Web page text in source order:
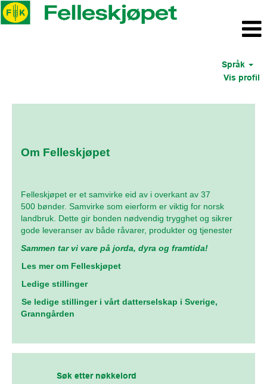
Språk
Vis profil
Om Felleskjøpet
Felleskjøpet er et samvirke eid av i overkant av 37
500 bønder. Samvirke som eierform er viktig for norsk
landbruk. Dette gir bonden nødvendig trygghet og sikrer
gode leveranser av både råvarer, produkter og tjenester
Sammen tar vi vare på jorda, dyra og framtida!
Les mer om Felleskjøpet
Ledige stillinger
Se ledige stillinger i vårt datterselskap i Sverige,
Granngården
Søk etter nøkkelord